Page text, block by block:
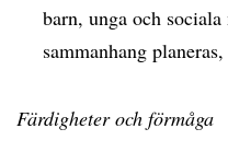
barn, unga och
sammanhang
Färdigheter och förmåga